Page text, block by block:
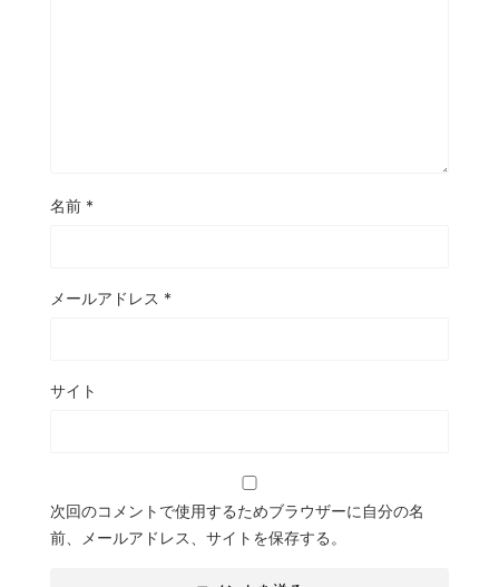
名前 *
メールアドレス *
サイト
次回のコメントで使用するためブラウザーに自分の名
前、メールアドレス、サイトを保存する。